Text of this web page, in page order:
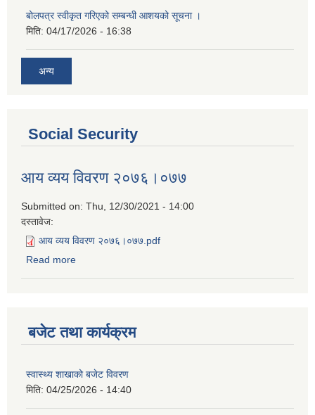
बोलपत्र स्वीकृत गरिएको सम्बन्धी आशयको सूचना ।
मिति: 04/17/2026 - 16:38
अन्य
Social Security
आय व्यय विवरण २०७६।०७७
Submitted on: Thu, 12/30/2021 - 14:00
दस्तावेज:
आय व्यय विवरण २०७६।०७७.pdf
Read more
बजेट तथा कार्यक्रम
स्वास्थ्य शाखाको बजेट विवरण
मिति: 04/25/2026 - 14:40